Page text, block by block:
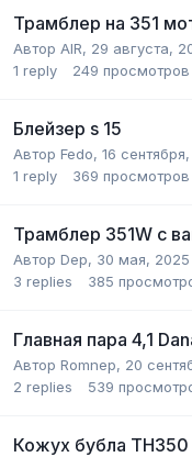
Трамблер на 351
Автор AIR, 29 августа,
1 reply 249 просмотров
Блейзер s 15
Автор Fedo, 16
1 reply 369 просмотров
Трамблер 351W с
Автор Dep, 30 мая, 2025
3 replies 385
Главная пара 4,1
Автор Romnep, 20
2 replies 539
Кожух бубла